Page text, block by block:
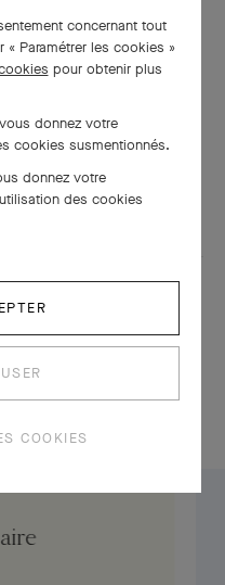
concernant tout
Paramétrer les cookies »
pour obtenir plus
donnez votre
cookies susmentionnés.
donnez votre
des cookies
COOKIES